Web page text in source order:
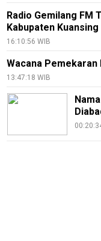
Radio Gemilang FM
Kabupaten Kuansing
16:10:56 WIB
Wacana
13:47:18 WIB